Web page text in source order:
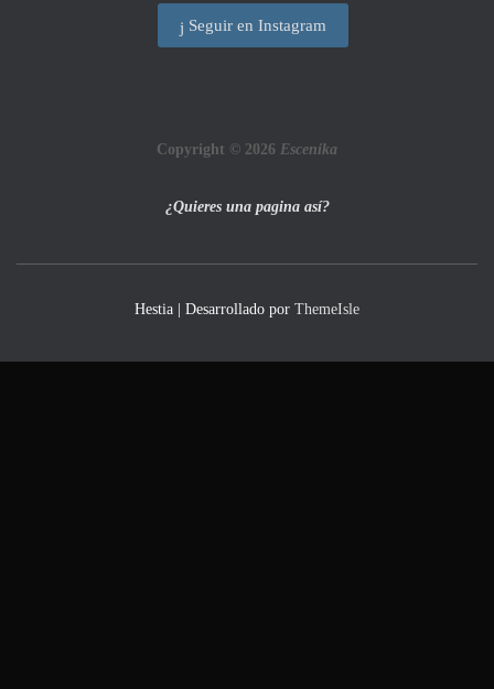
Seguir en Instagram
Copyright © 2026 Escenika
¿Quieres una pagina así?
Hestia | Desarrollado por ThemeIsle